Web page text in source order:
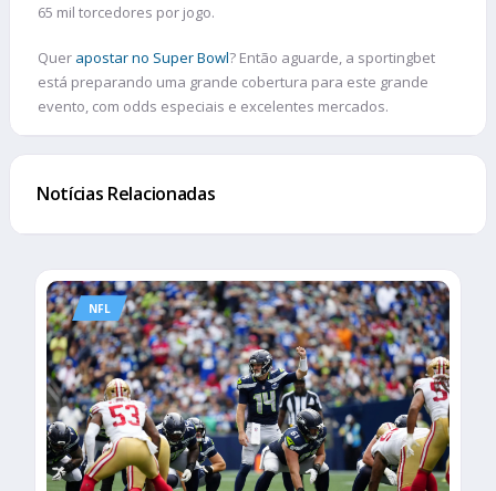
65 mil torcedores por jogo.
Quer apostar no Super Bowl? Então aguarde, a sportingbet
está preparando uma grande cobertura para este grande
evento, com odds especiais e excelentes mercados.
Notícias Relacionadas
NFL